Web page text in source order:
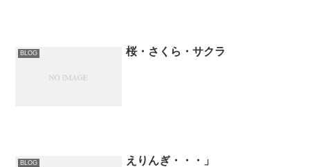
BLOG 桜・さくら・サクラ
BLOG えりんぎ・・・」